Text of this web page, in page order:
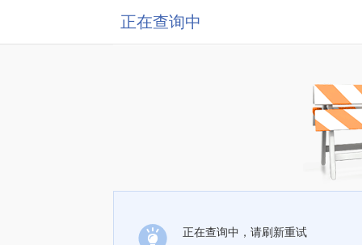
正在查询中
正在查询中，请刷新重试